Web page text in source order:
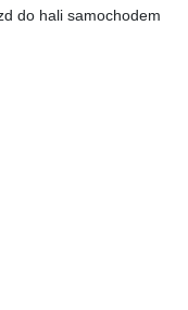
do hali samochodem